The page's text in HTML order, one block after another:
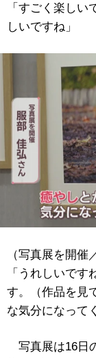
「すごく楽し
しいですね」
（写真展を開催
「うれしいで
す。（作品を見
な気分になって
写真展は16日